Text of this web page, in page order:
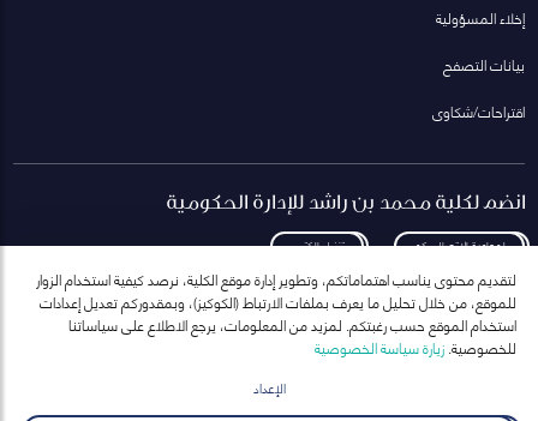
إخلاء المسؤولية
بيانات التصفح
اقتراحات/شكاوى
انضم لكلية محمد بن راشد للإدارة الحكومية
لمعاودة الاتصال بكم تنزيل الكتيب
انضم إلى قائمة مراسلاتنا
ارسال
لتقديم محتوى يناسب اهتماماتكم، وتطوير إدارة موقع الكلية، نرصد كيفية استخدام الزوار
للموقع، من خلال تحليل ما يعرف بملفات الارتباط (الكوكيز)، وبمقدوركم تعديل إعدادات
استخدام الموقع حسب رغبتكم. لمزيد من المعلومات، يرجع الاطلاع على سياساتنا
للخصوصية.زيارة سياسة الخصوصية
الإعداد